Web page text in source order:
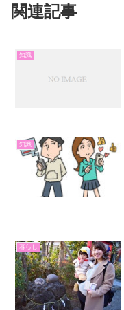
関連記事
知識
知識
暮らし